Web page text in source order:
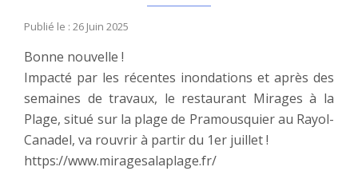
Publié le : 26 Juin 2025
Bonne nouvelle !
Impacté par les récentes inondations et après des
semaines de travaux, le restaurant Mirages à la
Plage, situé sur la plage de Pramousquier au Rayol-
Canadel, va rouvrir à partir du 1er juillet !
https://www.miragesalaplage.fr/